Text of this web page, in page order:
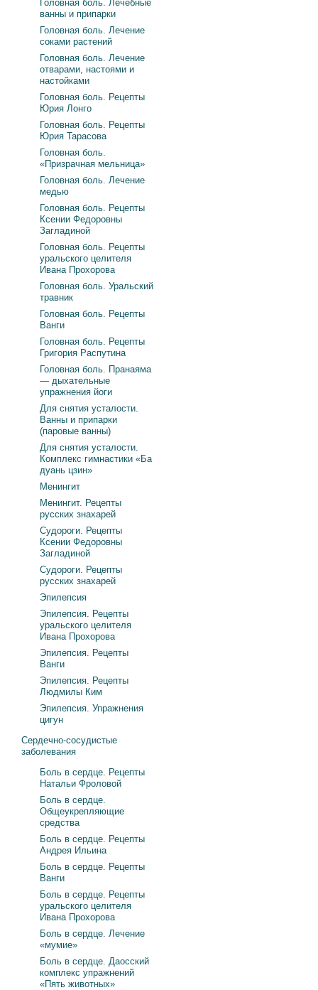
Головная боль. Лечебные
ванны и припарки
Головная боль. Лечение
соками растений
Головная боль. Лечение
отварами, настоями и
настойками
Головная боль. Рецепты
Юрия Лонго
Головная боль. Рецепты
Юрия Тарасова
Головная боль.
«Призрачная мельница»
Головная боль. Лечение
медью
Головная боль. Рецепты
Ксении Федоровны
Загладиной
Головная боль. Рецепты
уральского целителя
Ивана Прохорова
Головная боль. Уральский
травник
Головная боль. Рецепты
Ванги
Головная боль. Рецепты
Григория Распутина
Головная боль. Пранаяма
— дыхательные
упражнения йоги
Для снятия усталости.
Ванны и припарки
(паровые ванны)
Для снятия усталости.
Комплекс гимнастики «Ба
дуань цзин»
Менингит
Менингит. Рецепты
русских знахарей
Судороги. Рецепты
Ксении Федоровны
Загладиной
Судороги. Рецепты
русских знахарей
Эпилепсия
Эпилепсия. Рецепты
уральского целителя
Ивана Прохорова
Эпилепсия. Рецепты
Ванги
Эпилепсия. Рецепты
Людмилы Ким
Эпилепсия. Упражнения
цигун
Сердечно-сосудистые
заболевания
Боль в сердце. Рецепты
Натальи Фроловой
Боль в сердце.
Общеукрепляющие
средства
Боль в сердце. Рецепты
Андрея Ильина
Боль в сердце. Рецепты
Ванги
Боль в сердце. Рецепты
уральского целителя
Ивана Прохорова
Боль в сердце. Лечение
«мумие»
Боль в сердце. Даосский
комплекс упражнений
«Пять животных»